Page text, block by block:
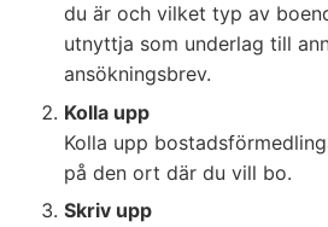
du är och vilket typ av
utnyttja som underlag till
ansökningsbrev.
Kolla upp
Kolla upp
på den ort där du vill bo.
Skriv upp